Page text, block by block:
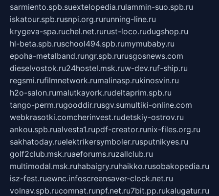
sarmiento.spb.suextelopedia.rulammin-suo.spb.ru
iskatour.spb.rusnpi.org.rurunning-line.ru
krygeva-spa.ruchel.net.rurust-loco.rudugshop.ru
hl-beta.spb.ruschool494.spb.rumymubaby.ru
epoha-metalband.rungr.spb.rurusgosnews.com
dieselvostok.ru24hostel.msk.ruw-dev.ruf-ship.ru
regsmi.rufilmnetwork.rumalinasp.rukinosvin.ru
h2o-salon.rumalutkayork.rudeltaprim.spb.ru
tango-perm.rugooddir.rusgv.sumultiki-online.com
webkrasotki.comcherinvest.rudetskiy-ostrov.ru
ankou.spb.rualvesta1.rupdf-creator.runix-files.org.ru
sakhatoday.ruelektrikersymboler.rusputnikyes.ru
golf2club.msk.ruaeforums.ruzallclub.ru
multimodal.msk.ruhabaigry.ruhaikko.rusobakopedia.ru
isz-fest.ruewnc.infoscreensaver-clock.net.ru
volnav.spb.rucomnat.runpf.net.ru7bit.pp.rukalugatur.ru